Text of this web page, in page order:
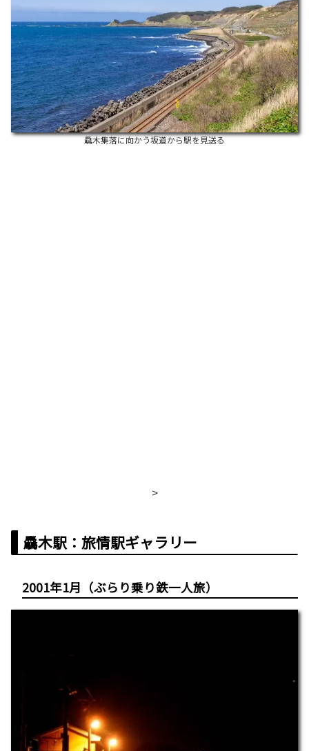
驫木集落に向かう坂道から駅を見送る
>
驫木駅：旅情駅ギャラリー
2001年1月（ぶらり乗り鉄一人旅）